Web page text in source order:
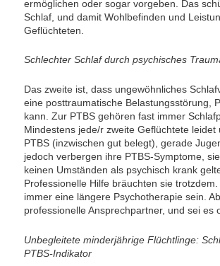
ermöglichen oder sogar vorgeben. Das
Schlaf, und damit Wohlbefinden und
Geflüchteten.
Schlechter Schlaf durch psychisches
Das zweite ist, dass ungewöhnliches
eine posttraumatische Belastungsstörung,
kann. Zur PTBS gehören fast immer
Mindestens jede/r zweite Geflüchtete leidet
PTBS (inzwischen gut belegt), gerade
jedoch verbergen ihre PTBS-Symptome,
keinen Umständen als psychisch krank
Professionelle Hilfe bräuchten sie
immer eine längere Psychotherapie sein.
professionelle Ansprechpartner, und sei es
Unbegleitete minderjährige Flüchtlinge:
PTBS-Indikator